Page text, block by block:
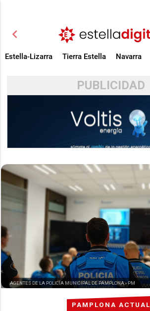
chevron_left
Estella-Lizarra Tierra Estella Navarra
PUBLICIDAD
PAMPLONA ACTUAL
AGENTES DE LA POLICÍA MUNICIPAL DE PAMPLONA -PM